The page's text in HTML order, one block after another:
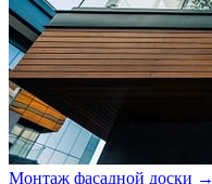
Монтаж фасадной доски →